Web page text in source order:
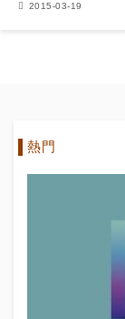
2015-03-19
熱門